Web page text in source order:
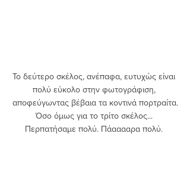
Το δεύτερο σκέλος, ανέπαφα, ευτυχώς είναι
πολύ εύκολο στην φωτογράφιση,
αποφεύγωντας βέβαια τα κοντινά πορτραίτα.
Όσο όμως για το τρίτο σκέλος...
Περπατήσαμε πολύ. Πάααααρα πολύ.